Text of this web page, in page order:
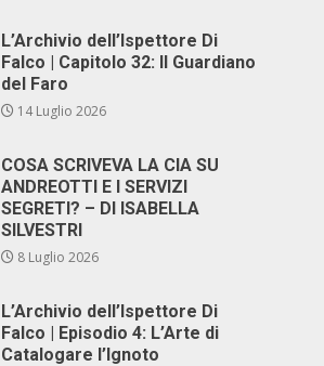
L’Archivio dell’Ispettore Di
Falco | Capitolo 32: Il Guardiano
del Faro
14 Luglio 2026
COSA SCRIVEVA LA CIA SU
ANDREOTTI E I SERVIZI
SEGRETI? – DI ISABELLA
SILVESTRI
8 Luglio 2026
L’Archivio dell’Ispettore Di
Falco | Episodio 4: L’Arte di
Catalogare l’Ignoto